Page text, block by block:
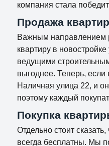
компания стала
Продажа
Важным направлением
квартиру в
ведущими
выгоднее. Теперь, если
Наличная улица 22, и
поэтому каждый
Покупка
Отдельно стоит
всегда бесплатны. Мы